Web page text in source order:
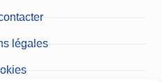
légales